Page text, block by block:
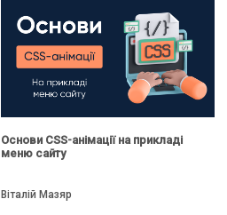
Основи CSS-анімації на прикладі
меню сайту
Віталій Мазяр